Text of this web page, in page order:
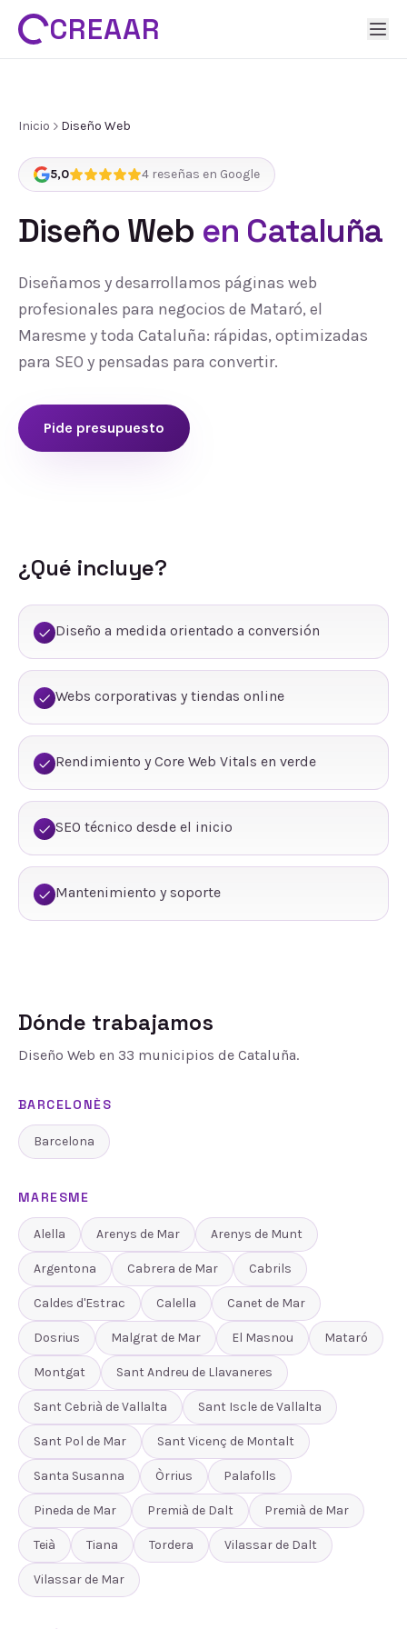
CREAAR
Inicio Diseño Web
5,0 4 reseñas en Google
Diseño Web en Cataluña
Diseñamos y desarrollamos páginas web
profesionales para negocios de Mataró, el
Maresme y toda Cataluña: rápidas, optimizadas
para SEO y pensadas para convertir.
Pide presupuesto
¿Qué incluye?
Diseño a medida orientado a conversión
Webs corporativas y tiendas online
Rendimiento y Core Web Vitals en verde
SEO técnico desde el inicio
Mantenimiento y soporte
Dónde trabajamos
Diseño Web en 33 municipios de Cataluña.
BARCELONÈS
Barcelona
MARESME
Alella Arenys de Mar Arenys de Munt
Argentona Cabrera de Mar Cabrils
Caldes d'Estrac Calella Canet de Mar
Dosrius Malgrat de Mar El Masnou Mataró
Montgat Sant Andreu de Llavaneres
Sant Cebrià de Vallalta Sant Iscle de Vallalta
Sant Pol de Mar Sant Vicenç de Montalt
Santa Susanna Òrrius Palafolls
Pineda de Mar Premià de Dalt Premià de Mar
Teià Tiana Tordera Vilassar de Dalt
Vilassar de Mar